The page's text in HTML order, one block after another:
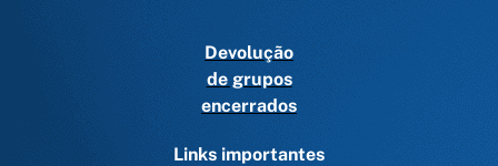
Devolução
de grupos
encerrados
Links importantes